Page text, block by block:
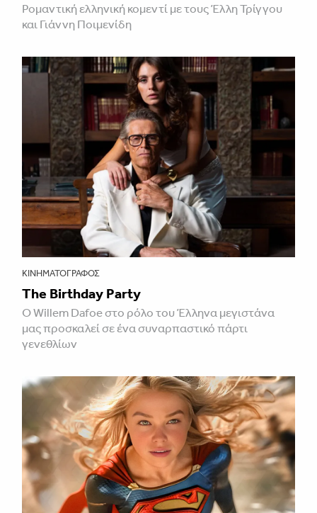
Ρομαντική ελληνική κομεντί με τους Έλλη Τρίγγου
και Γιάννη Ποιμενίδη
ΚΙΝΗΜΑΤΟΓΡΆΦΟΣ
The Birthday Party
Ο Willem Dafoe στο ρόλο του Έλληνα μεγιστάνα
μας προσκαλεί σε ένα συναρπαστικό πάρτι
γενεθλίων